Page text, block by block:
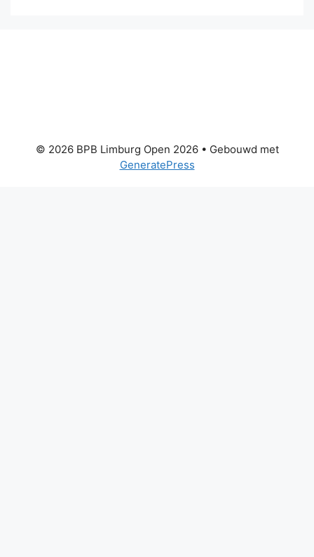
© 2026 BPB Limburg Open 2026• Gebouwd met
GeneratePress